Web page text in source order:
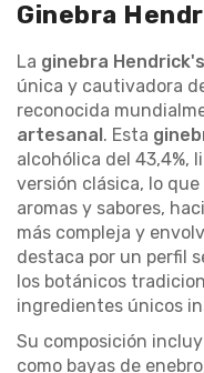
Ginebra
La ginebra
única y cautivadora
reconocida
artesanal. Esta
alcohólica del 43,4%,
versión clásica, lo
aromas y sabores,
más compleja y
destaca por un perfil
los botánicos
ingredientes únicos
Su composición
como bayas de